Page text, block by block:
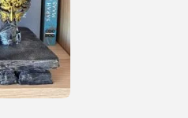
produktu